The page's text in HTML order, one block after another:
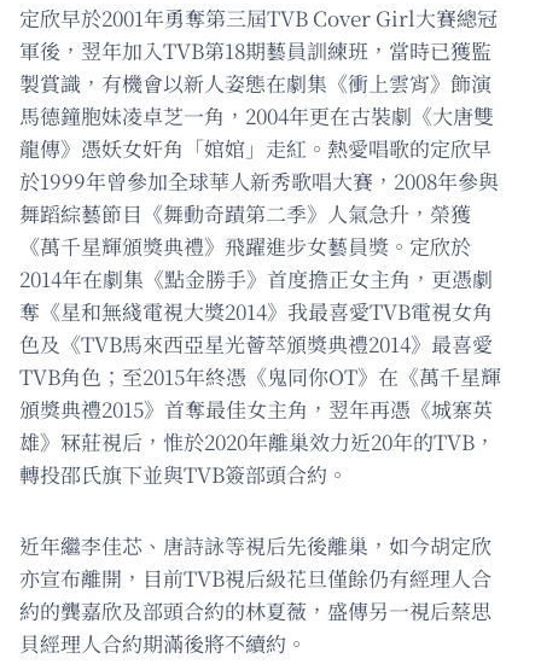
定欣早於2001年勇奪第三屆TVB Cover Girl大賽總冠
軍後，翌年加入TVB第18期藝員訓練班，當時已獲監
製賞識，有機會以新人姿態在劇集《衝上雲宵》飾演
馬德鐘胞妹凌卓芝一角，2004年更在古裝劇《大唐雙
龍傳》憑妖女奸角「婠婠」走紅。熱愛唱歌的定欣早
於1999年曾參加全球華人新秀歌唱大賽，2008年參與
舞蹈綜藝節目《舞動奇蹟第二季》人氣急升，榮獲
《萬千星輝頒獎典禮》飛躍進步女藝員獎。定欣於
2014年在劇集《點金勝手》首度擔正女主角，更憑劇
奪《星和無綫電視大獎2014》我最喜愛TVB電視女角
色及《TVB馬來西亞星光薈萃頒獎典禮2014》最喜愛
TVB角色；至2015年終憑《鬼同你OT》在《萬千星輝
頒獎典禮2015》首奪最佳女主角，翌年再憑《城寨英
雄》冧莊視后，惟於2020年離巢效力近20年的TVB，
轉投邵氏旗下並與TVB簽部頭合約。
近年繼李佳芯、唐詩詠等視后先後離巢，如今胡定欣
亦宣布離開，目前TVB視后級花旦僅餘仍有經理人合
約的龔嘉欣及部頭合約的林夏薇，盛傳另一視后蔡思
貝經理人合約期滿後將不續約。